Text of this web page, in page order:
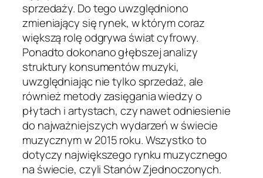
sprzedaży. Do tego uwzględniono
zmieniający się rynek, w którym coraz
większą rolę odgrywa świat cyfrowy.
Ponadto dokonano głębszej analizy
struktury konsumentów muzyki,
uwzględniając nie tylko sprzedaż, ale
również metody zasięgania wiedzy o
płytach i artystach, czy nawet odniesienie
do najważniejszych wydarzeń w świecie
muzycznym w 2015 roku. Wszystko to
dotyczy największego rynku muzycznego
na świecie, czyli Stanów Zjednoczonych.